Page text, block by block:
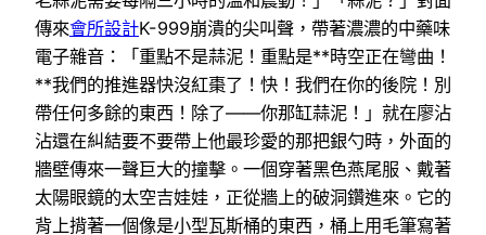
傳來會所設計K-999崩潰的尖叫聲，帶著濃濃的中藥味
電子雜音：「重點不是蒜泥！重點是**時空正在彎曲！
**我們的推進器快沒紅棗了！快！我們在你的後院！別
帶任何多餘的東西！除了——你那缸蒜泥！」就在廖沾
沾還在糾結要不要帶上他最珍愛的那把銀勺時，外面的
牆壁傳來一聲巨大的撞擊。一個穿著黑色燕尾服、戴著
太陽眼鏡的太空吉娃娃，正從牆上的破洞鑽進來。它的
背上揹著一個像是小型瓦斯桶的東西，桶上用毛筆寫著